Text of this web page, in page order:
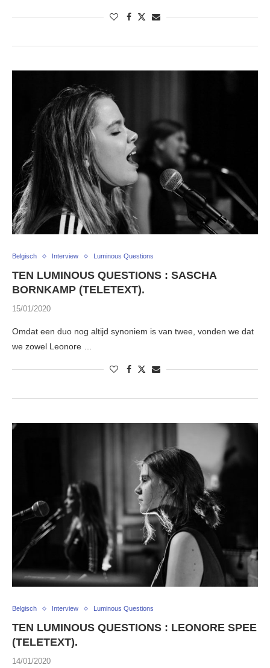
Belgisch Interview Luminous Questions
TEN LUMINOUS QUESTIONS : SASCHA
BORNKAMP (TELETEXT).
15/01/2020
Omdat een duo nog altijd synoniem is van twee, vonden we dat
we zowel Leonore …
Belgisch Interview Luminous Questions
TEN LUMINOUS QUESTIONS : LEONORE SPEE
(TELETEXT).
14/01/2020